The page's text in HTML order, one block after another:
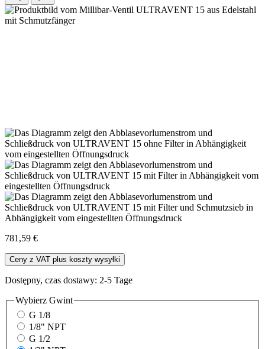
781,59 €
Ceny z VAT plus koszty wysyłki
Dostępny, czas dostawy: 2-5 Tage
Wybierz Gwint
G 1/8
1/8" NPT
G 1/2